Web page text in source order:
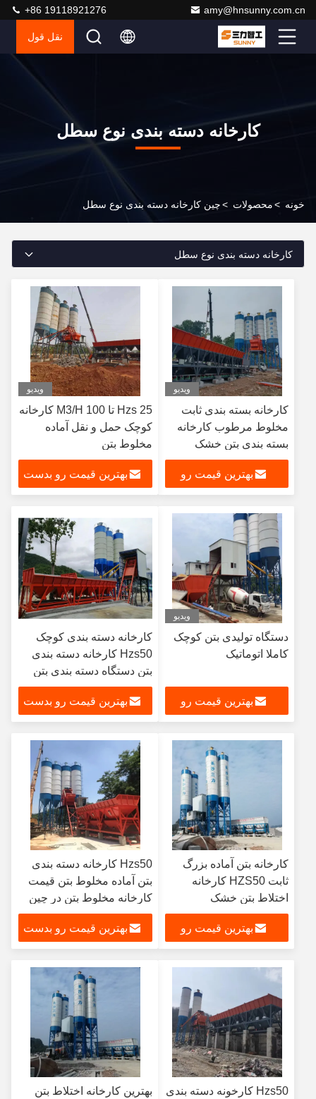
amy@hnsunny.com.cn
+86 19118921276
نقل قول
کارخانه دسته بندی نوع سطل
خونه >محصولات >چین کارخانه دسته بندی نوع سطل
کارخانه دسته بندی نوع سطل
ویدیو
کارخانه بسته بندی ثابت
مخلوط مرطوب کارخانه
بسته بندی بتن خشک
بهترین قیمت رو
ویدیو
Hzs 25 تا 100 M3/H کارخانه
کوچک حمل و نقل آماده
مخلوط بتن
بهترین قیمت رو بدست
ویدیو
دستگاه تولیدی بتن کوچک
کاملا اتوماتیک
بهترین قیمت رو
کارخانه دسته بندی کوچک
Hzs50 کارخانه دسته بندی
بتن دستگاه دسته بندی بتن
بهترین قیمت رو بدست
کارخانه بتن آماده بزرگ
ثابت HZS50 کارخانه
اختلاط بتن خشک
بهترین قیمت رو
Hzs50 کارخانه دسته بندی
بتن آماده مخلوط بتن قیمت
کارخانه مخلوط بتن در چین
بهترین قیمت رو بدست
Hzs50 کارخونه دسته بندی
بهترین کارخانه اختلاط بتن